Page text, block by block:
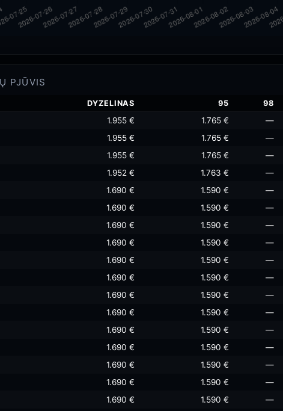
PJŪVIS
DYZELINAS 95 98
1.955 € 1.765 € —
1.955 € 1.765 € —
1.955 € 1.765 € —
1.952 € 1.763 € —
1.690 € 1.590 € —
1.690 € 1.590 € —
1.690 € 1.590 € —
1.690 € 1.590 € —
1.690 € 1.590 € —
1.690 € 1.590 € —
1.690 € 1.590 € —
1.690 € 1.590 € —
1.690 € 1.590 € —
1.690 € 1.590 € —
1.690 € 1.590 € —
1.690 € 1.590 € —
1.690 € 1.590 € —